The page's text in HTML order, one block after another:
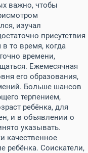
важно, чтобы
изучал
присутствия
то время, когда
времени,
Ежемесячная
его образования,
Больше шансов
терпением,
ребёнка, для
и в объявлении о
указывать.
качественное
ребёнка. Соискатели,